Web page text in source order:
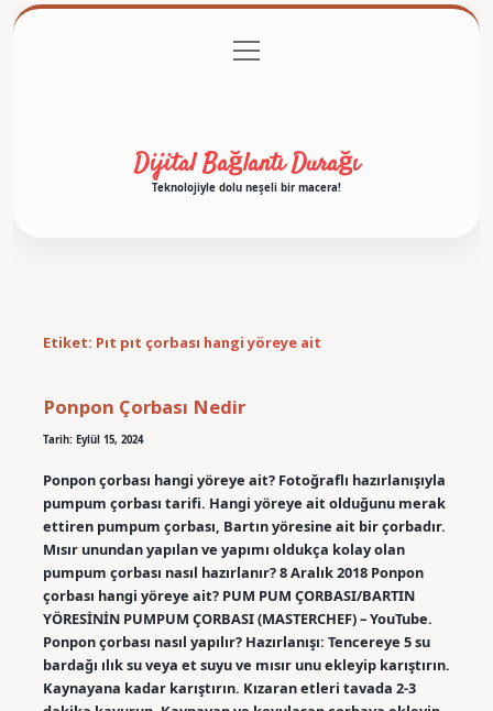
Gizlilik Politikası
menüyü
aç
Dijital Bağlantı Durağı
Teknolojiyle dolu neşeli bir macera!
Etiket: Pıt pıt çorbası hangi yöreye ait
Ponpon Çorbası Nedir
Tarih: Eylül 15, 2024
Ponpon çorbası hangi yöreye ait? Fotoğraflı hazırlanışıyla
pumpum çorbası tarifi. Hangi yöreye ait olduğunu merak
ettiren pumpum çorbası, Bartın yöresine ait bir çorbadır.
Mısır unundan yapılan ve yapımı oldukça kolay olan
pumpum çorbası nasıl hazırlanır? 8 Aralık 2018 Ponpon
çorbası hangi yöreye ait? PUM PUM ÇORBASI/BARTIN
YÖRESİNİN PUMPUM ÇORBASI (MASTERCHEF) – YouTube.
Ponpon çorbası nasıl yapılır? Hazırlanışı: Tencereye 5 su
bardağı ılık su veya et suyu ve mısır unu ekleyip karıştırın.
Kaynayana kadar karıştırın. Kızaran etleri tavada 2-3